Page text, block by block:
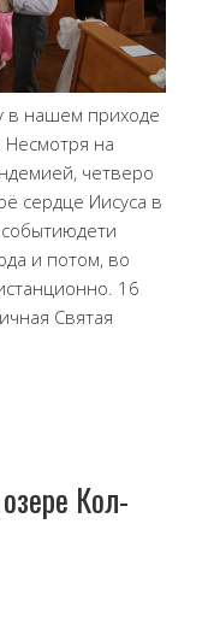
в нашем приходе
на
четверо
сердце Иисуса в
событиюдети
и потом, во
16
Святая
Кол-